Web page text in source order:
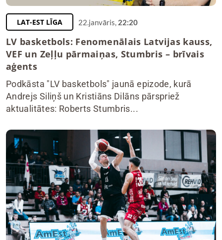
LAT-EST LĪGA 22.janvāris, 22:20
LV basketbols: Fenomenālais Latvijas kauss,
VEF un Zeļļu pārmaiņas, Stumbris – brīvais
aģents
Podkāsta "LV basketbols" jaunā epizode, kurā
Andrejs Siliņš un Kristiāns Dilāns pārspriež
aktualitātes: Roberts Stumbris...